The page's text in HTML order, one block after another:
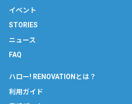
イベント
STORIES
ニュース
FAQ
ハロー! RENOVATIONとは？
利用ガイド